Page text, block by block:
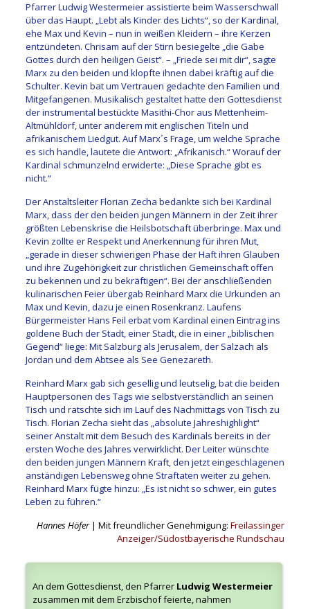
Pfarrer Ludwig Westermeier assistierte beim Wasserschwall
über das Haupt. „Lebt als Kinder des Lichts“, so der Kardinal,
ehe Max und Kevin – nun in weißen Kleidern – ihre Kerzen
entzündeten. Chrisam auf der Stirn besiegelte „die Gabe
Gottes durch den heiligen Geist“. – „Friede sei mit dir“, sagte
Marx zu den beiden und klopfte ihnen dabei kräftig auf die
Schulter. Kevin bat um Vertrauen gedachte den Familien und
Mitgefangenen. Musikalisch gestaltet hatte den Gottesdienst
der instrumental bestückte Masithi-Chor aus Mettenheim-
Altmühldorf, unter anderem mit englischen Titeln und
afrikanischem Liedgut. Auf Marx´s Frage, um welche Sprache
es sich handle, lautete die Antwort: „Afrikanisch.“ Worauf der
Kardinal schmunzelnd erwiderte: „Diese Sprache gibt es
nicht.“
Der Anstaltsleiter Florian Zecha bedankte sich bei Kardinal
Marx, dass der den beiden jungen Männern in der Zeit ihrer
größten Lebenskrise die Heilsbotschaft überbringe. Max und
Kevin zollte er Respekt und Anerkennung für ihren Mut,
„gerade in dieser schwierigen Phase der Haft ihren Glauben
und ihre Zugehörigkeit zur christlichen Gemeinschaft offen
zu bekennen und zu bekräftigen“. Bei der anschließenden
kulinarischen Feier übergab Reinhard Marx die Urkunden an
Max und Kevin, dazu je einen Rosenkranz. Laufens
Bürgermeister Hans Feil erbat vom Kardinal einen Eintrag ins
goldene Buch der Stadt, einer Stadt, die in einer „biblischen
Gegend“ liege: Mit Salzburg als Jerusalem, der Salzach als
Jordan und dem Abtsee als See Genezareth.
Reinhard Marx gab sich gesellig und leutselig, bat die beiden
Hauptpersonen des Tags wie selbstverständlich an seinen
Tisch und ratschte sich im Lauf des Nachmittags von Tisch zu
Tisch. Florian Zecha sieht das „absolute Jahreshighlight“
seiner Anstalt mit dem Besuch des Kardinals bereits in der
ersten Woche des Jahres verwirklicht. Der Leiter wünschte
den beiden jungen Männern Kraft, den jetzt eingeschlagenen
anständigen Lebensweg ohne Straftaten weiter zu gehen.
Reinhard Marx fügte hinzu: „Es ist nicht so schwer, ein gutes
Leben zu führen.“
Hannes Höfer| Mit freundlicher Genehmigung: Freilassinger
Anzeiger/Südostbayerische Rundschau
An dem Gottesdienst, den Pfarrer Ludwig Westermeier
zusammen mit dem Erzbischof feierte, nahmen